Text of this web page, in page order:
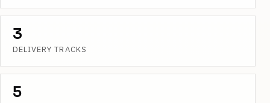
3
DELIVERY TRACKS
5